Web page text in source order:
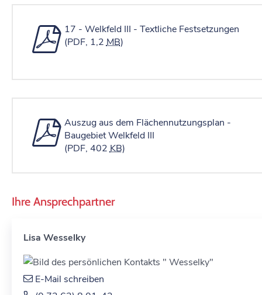
17 - Welkfeld III - Textliche Festsetzungen
(PDF, 1,2MB)
Auszug aus dem Flächennutzungsplan -
Baugebiet Welkfeld III
(PDF, 402KB)
Ihre Ansprechpartner
Lisa Wesselky
E-Mail schreiben